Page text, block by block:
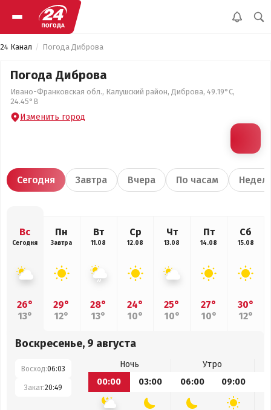
24 Канал Погода Диброва
Погода Диброва
Ивано-Франковская обл., Калушский район, Диброва, 49.19°С,
24.45°В
Изменить город
Сегодня Завтра Вчера По часам
Вс
Сегодня
26°
13°
Пн
Завтра
29°
12°
Вт
11.08
28°
13°
Ср
12.08
24°
10°
Чт
13.08
25°
10°
Пт
14.08
27°
10°
Сб
15.08
30°
12°
Воскресенье, 9 августа
Восход:06:03
Закат:20:49
Ночь
Утро
00:00
03:00 06:00 09:00